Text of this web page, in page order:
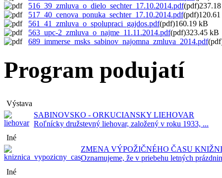
516_39_zmluva_o_dielo_sechter_17.10.2014.pdf
517_40_cenova_ponuka_sechter_17.10.2014.pdf
561_41_zmluva_o_spolupraci_gajdos.pdf(pdf)160.19 kB
563_upc-2_zmluva_o_najme_11.11.2014.pdf(pdf)323.45 kB
689_immerse_msks_sabinov_najomna_zmluva_2014.pdf
Program podujatí
Výstava
SABINOVSKO - ORKUCIANSKY LIEHOVAR
Roľnícky družstevný liehovar, založený v roku 1933, ...
Iné
ZMENA VÝPOŽIČNÉHO ČASU
Oznamujeme, že v priebehu letných
Iné